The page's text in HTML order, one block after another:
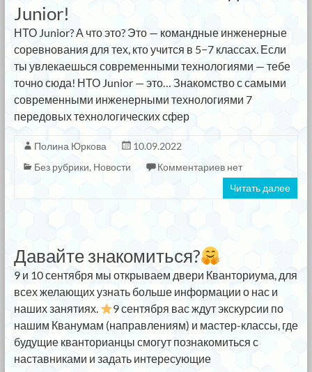
Junior!
НТО Junior? А что это? Это — командные инженерные
соревнования для тех, кто учится в 5−7 классах. Если
ты увлекаешься современными технологиями — тебе
точно сюда! НТО Junior — это… Знакомство с самыми
современными инженерными технологиями 7
передовых технологических сфер
Полина Юркова
10.09.2022
Без рубрики, Новости
Комментариев нет
Читать далее
Давайте знакомиться?
9 и 10 сентября мы открываем двери Кванториума, для
всех желающих узнать больше информации о нас и
наших занятиях.
9 сентября вас ждут экскурсии по
нашим Кванумам (направлениям) и мастер-классы, где
будущие кванторианцы смогут познакомиться с
наставниками и задать интересующие